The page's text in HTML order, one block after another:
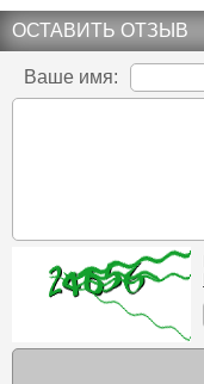
ОСТАВИТЬ ОТЗЫВ
Ваше имя: